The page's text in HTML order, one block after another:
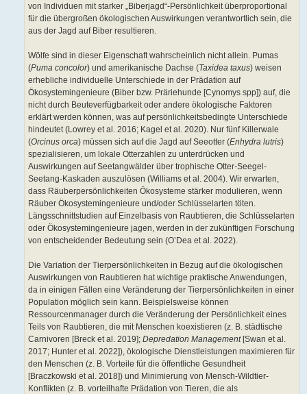
von Individuen mit starker „Biberjagd“-Persönlichkeit überproportional
für die übergroßen ökologischen Auswirkungen verantwortlich sein, die
aus der Jagd auf Biber resultieren.
Wölfe sind in dieser Eigenschaft wahrscheinlich nicht allein. Pumas
(Puma concolor) und amerikanische Dachse (Taxidea taxus) weisen
erhebliche individuelle Unterschiede in der Prädation auf
Ökosystemingenieure (Biber bzw. Präriehunde [Cynomys spp]) auf, die
nicht durch Beuteverfügbarkeit oder andere ökologische Faktoren
erklärt werden können, was auf persönlichkeitsbedingte Unterschiede
hindeutet (Lowrey et al. 2016; Kagel et al. 2020). Nur fünf Killerwale
(Orcinus orca) müssen sich auf die Jagd auf Seeotter (Enhydra lutris)
spezialisieren, um lokale Otterzahlen zu unterdrücken und
Auswirkungen auf Seetangwälder über trophische Otter-Seegel-
Seetang-Kaskaden auszulösen (Williams et al. 2004). Wir erwarten,
dass Räuberpersönlichkeiten Ökosysteme stärker modulieren, wenn
Räuber Ökosystemingenieure und/oder Schlüsselarten töten.
Längsschnittstudien auf Einzelbasis von Raubtieren, die Schlüsselarten
oder Ökosystemingenieure jagen, werden in der zukünftigen Forschung
von entscheidender Bedeutung sein (O’Dea et al. 2022).
Die Variation der Tierpersönlichkeiten in Bezug auf die ökologischen
Auswirkungen von Raubtieren hat wichtige praktische Anwendungen,
da in einigen Fällen eine Veränderung der Tierpersönlichkeiten in einer
Population möglich sein kann. Beispielsweise können
Ressourcenmanager durch die Veränderung der Persönlichkeit eines
Teils von Raubtieren, die mit Menschen koexistieren (z. B. städtische
Carnivoren [Breck et al. 2019]; Depredation Management[Swan et al.
2017; Hunter et al. 2022]), ökologische Dienstleistungen maximieren für
den Menschen (z. B. Vorteile für die öffentliche Gesundheit
[Braczkowski et al. 2018]) und Minimierung von Mensch-Wildtier-
Konflikten (z. B. vorteilhafte Prädation von Tieren, die als